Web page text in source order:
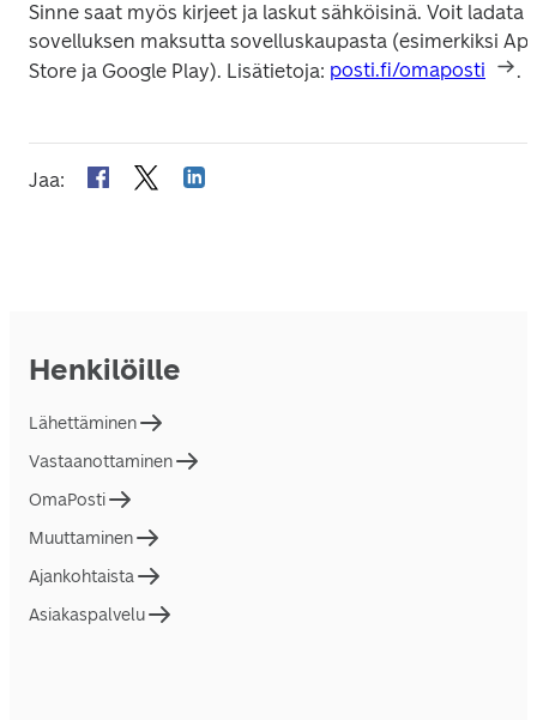
Sinne saat myös kirjeet ja laskut sähköisinä. Voit ladata
sovelluksen maksutta sovelluskaupasta (esimerkiksi
Store ja Google Play). Lisätietoja: posti.fi/omaposti .
Jaa:
Henkilöille
Lähettäminen
Vastaanottaminen
OmaPosti
Muuttaminen
Ajankohtaista
Asiakaspalvelu